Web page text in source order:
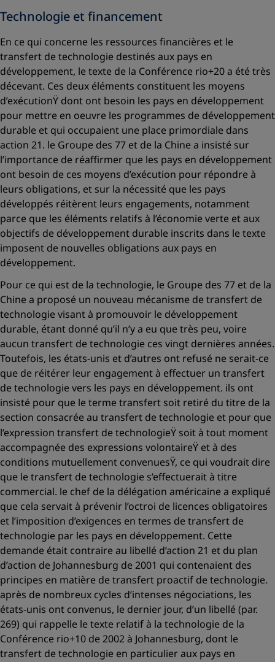
Technologie et financement
En ce qui concerne les ressources financières et le
transfert de technologie destinés aux pays en
développement, le texte de la Conférence rio+20 a été très
décevant. Ces deux éléments constituent les moyens
d’exécutionŸ dont ont besoin les pays en développement
pour mettre en oeuvre les programmes de développement
durable et qui occupaient une place primordiale dans
action 21. le Groupe des 77 et de la Chine a insisté sur
l’importance de réaffirmer que les pays en développement
ont besoin de ces moyens d’exécution pour répondre à
leurs obligations, et sur la nécessité que les pays
développés réitèrent leurs engagements, notamment
parce que les éléments relatifs à l’économie verte et aux
objectifs de développement durable inscrits dans le texte
imposent de nouvelles obligations aux pays en
développement.
Pour ce qui est de la technologie, le Groupe des 77 et de la
Chine a proposé un nouveau mécanisme de transfert de
technologie visant à promouvoir le développement
durable, étant donné qu’il n’y a eu que très peu, voire
aucun transfert de technologie ces vingt dernières années.
Toutefois, les états-unis et d’autres ont refusé ne serait-ce
que de réitérer leur engagement à effectuer un transfert
de technologie vers les pays en développement. ils ont
insisté pour que le termetransfert soit retiré du titre de la
section consacrée au transfert de technologie et pour que
l’expression transfert de technologieŸ soit à tout moment
accompagnée des expressions volontaireŸ età des
conditions mutuellement convenuesŸ, ce qui voudrait dire
que le transfert de technologie s’effectuerait à titre
commercial. le chef de la délégation américaine a expliqué
que cela servait à prévenir l’octroi de licences obligatoires
et l’imposition d’exigences en termes de transfert de
technologie par les pays en développement. Cette
demande était contraire au libellé d’action 21 et du plan
d’action de Johannesburg de 2001 qui contenaient des
principes en matière de transfert proactif de technologie.
après de nombreux cycles d’intenses négociations, les
états-unis ont convenus, le dernier jour, d’un libellé (par.
269) qui rappelle le texte relatif à la technologie de la
Conférence rio+10 de 2002 à Johannesburg, dont le
transfert de technologie en particulier aux pays en